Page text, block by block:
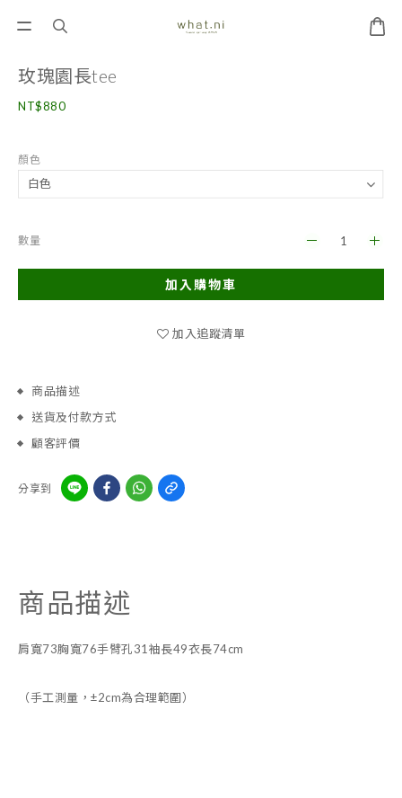
玫瑰園長tee
NT$880
顏色
數量
加入購物車
加入追蹤清單
商品描述
送貨及付款方式
顧客評價
分享到
商品描述
肩寬73胸寬76手臂孔31袖長49衣長74cm
（手工測量，±2cm為合理範圍）